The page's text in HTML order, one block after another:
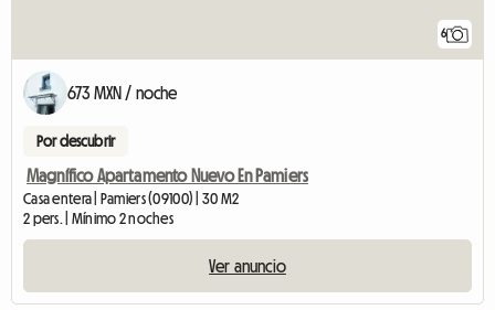
6
673 MXN / noche
Por descubrir
Magnífico Apartamento Nuevo En Pamiers
Casa entera | Pamiers (09100) | 30 M2
2 pers. | Mínimo 2 noches
Ver anuncio